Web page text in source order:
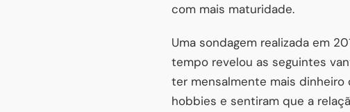
com mais maturidade.
Uma sondagem realizada em
tempo revelou as seguintes
ter mensalmente mais dinheiro
hobbies e sentiram que a